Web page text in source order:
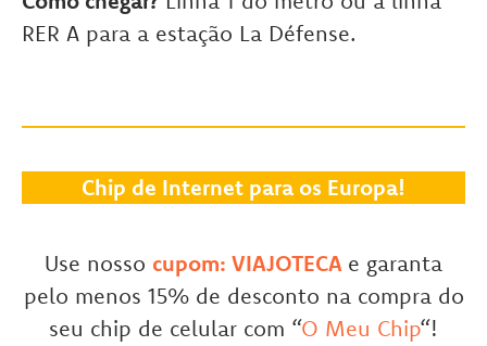
RER A para a estação La Défense.
Chip de Internet para os Europa!
Use nosso cupom: VIAJOTECA e garanta
pelo menos 15% de desconto na compra do
seu chip de celular com “O Meu Chip“!